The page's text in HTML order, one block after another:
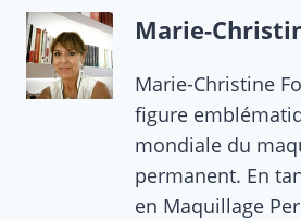
Marie-
Marie-Christine
figure
mondiale du
permanent. En
en Maquillage